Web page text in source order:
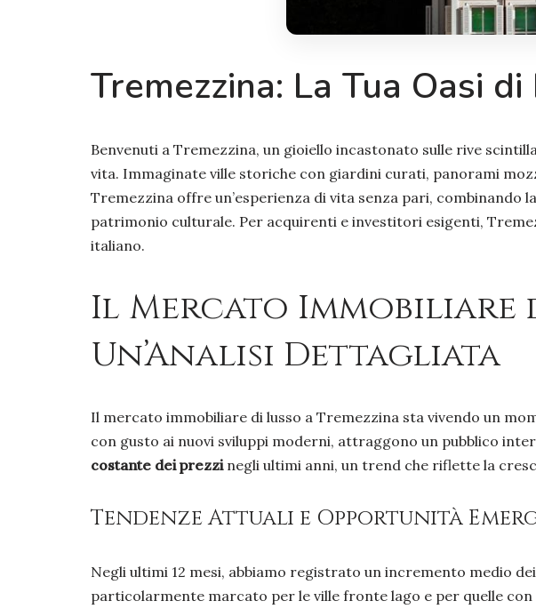
Tremezzina: La Tua Oasi
Benvenuti a Tremezzina, un gioiello incastonato sulle rive
vita. Immaginate ville storiche con giardini curati, panorami
Tremezzina offre un’esperienza di vita senza pari, combinando
patrimonio culturale. Per acquirenti e investitori esigenti,
italiano.
Il Mercato Immobiliare
Un’Analisi Dettagliata
Il mercato immobiliare di lusso a Tremezzina sta vivendo un
con gusto ai nuovi sviluppi moderni, attraggono un pubblico
costante dei prezzinegli ultimi anni, un trend che riflette la
Tendenze Attuali e Opportunità
Negli ultimi 12 mesi, abbiamo registrato un incremento medio
particolarmente marcato per le ville fronte lago e per quelle